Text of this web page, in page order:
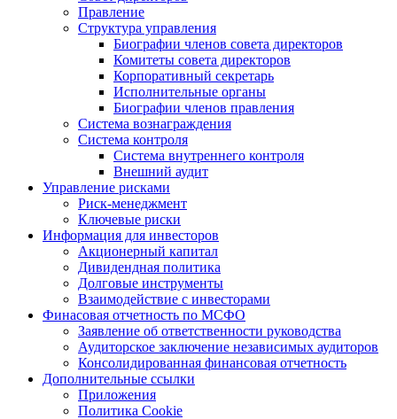
Правление
Структура управления
Биографии членов совета директоров
Комитеты совета директоров
Корпоративный секретарь
Исполнительные органы
Биографии членов правления
Система вознаграждения
Система контроля
Система внутреннего контроля
Внешний аудит
Управление рисками
Риск-менеджмент
Ключевые риски
Информация для инвесторов
Акционерный капитал
Дивидендная политика
Долговые инструменты
Взаимодействие с инвеcторами
Финасовая отчетность по МСФО
Заявление об ответственности руководства
Аудиторское заключение независимых аудиторов
Консолидированная финансовая отчетность
Дополнительные ссылки
Приложения
Политика Cookie